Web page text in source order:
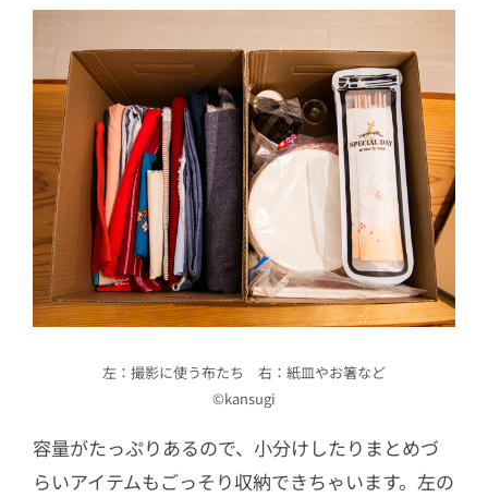
左：撮影に使う布たち 右：紙皿やお箸など
©kansugi
容量がたっぷりあるので、小分けしたりまとめづ
らいアイテムもごっそり収納できちゃいます。左の